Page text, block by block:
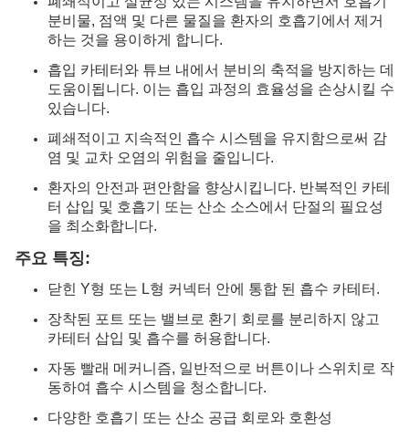
분비물, 점액 및 다른 물질을 환자의 호흡기에서 제거
하는 것을 용이하게 합니다.
흡입 카테터와 튜브 내에서 분비의 축적을 방지하는 데
도움이됩니다. 이는 흡입 과정의 효율성을 손상시킬 수
있습니다.
폐쇄적이고 지속적인 흡수 시스템을 유지함으로써 감
염 및 교차 오염의 위험을 줄입니다.
환자의 안전과 편안함을 향상시킵니다. 반복적인 카테
터 삽입 및 호흡기 또는 산소 소스에서 단절의 필요성
을 최소화합니다.
주요 특징:
닫힌 Y형 또는 L형 커넥터 안에 통합 된 흡수 카테터.
장착된 포트 또는 밸브로 환기 회로를 분리하지 않고
카테터 삽입 및 흡수를 허용합니다.
자동 빨래 메커니즘, 일반적으로 버튼이나 스위치로 작
동하여 흡수 시스템을 청소합니다.
다양한 호흡기 또는 산소 공급 회로와 호환성